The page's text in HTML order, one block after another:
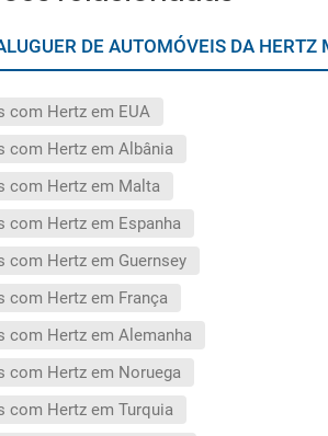
DE AUTOMÓVEIS DA HERTZ
com Hertz em EUA
com Hertz em Albânia
com Hertz em Malta
com Hertz em Espanha
com Hertz em Guernsey
com Hertz em França
com Hertz em Alemanha
com Hertz em Noruega
com Hertz em Turquia